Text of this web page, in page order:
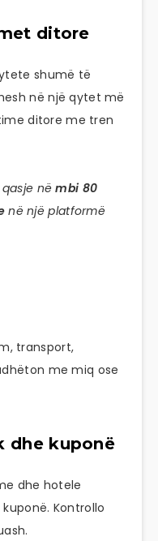
ditore
shumë të
në një qytet më
ditore me tren
nëmbi 80
në një platformë
transport,
me miq ose
dhe kuponë
dhe hotele
Kontrollo